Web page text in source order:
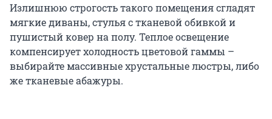
Излишнюю строгость такого помещения сгладят
мягкие диваны, стулья с тканевой обивкой и
пушистый ковер на полу. Теплое освещение
компенсирует холодность цветовой гаммы –
выбирайте массивные хрустальные люстры, либо
же тканевые абажуры.